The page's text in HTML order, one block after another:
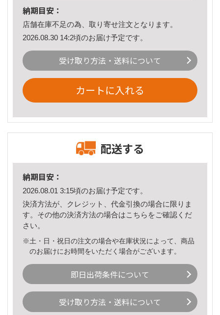
納期目安：
店舗在庫不足の為、取り寄せ注文となります。
2026.08.30 14:2頃のお届け予定です。
受け取り方法・送料について
カートに入れる
配送する
納期目安：
2026.08.01 3:15頃のお届け予定です。
決済方法が、クレジット、代金引換の場合に限りま
す。その他の決済方法の場合はこちら をご確認くだ
さい。
※土・日・祝日の注文の場合や在庫状況によって、商品
のお届けにお時間をいただく場合がございます。
即日出荷条件について
受け取り方法・送料について